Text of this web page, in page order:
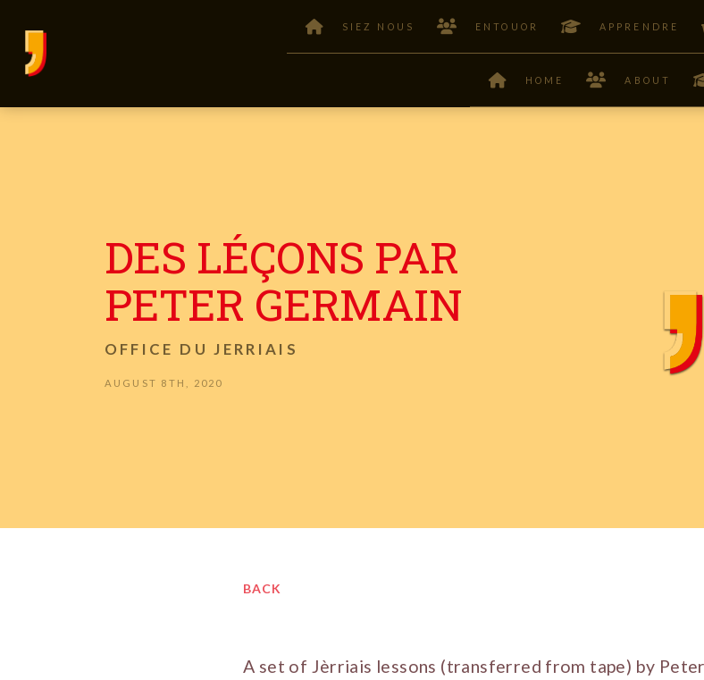
SIEZ NOUS ENTOUOR APPRENDRE
HOME ABOUT
DES LÉÇONS PAR
PETER GERMAIN
OFFICE DU JERRIAIS
AUGUST 8TH, 2020
BACK
A set of Jèrriais lessons (transferred from tape) by